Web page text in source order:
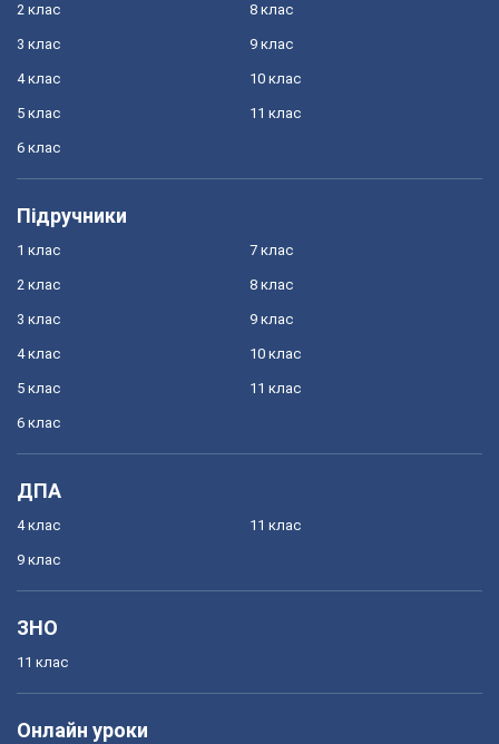
2 клас
3 клас
4 клас
5 клас
6 клас
8 клас
9 клас
10 клас
11 клас
Підручники
1 клас
2 клас
3 клас
4 клас
5 клас
6 клас
7 клас
8 клас
9 клас
10 клас
11 клас
ДПА
4 клас
9 клас
11 клас
ЗНО
11 клас
Онлайн уроки